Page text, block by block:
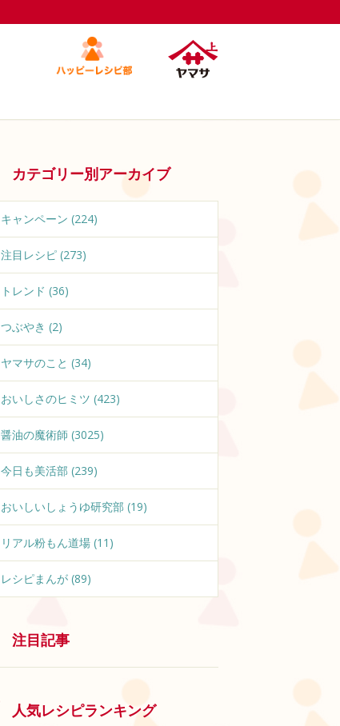
カテゴリー別アーカイブ
キャンペーン (224)
注目レシピ (273)
トレンド (36)
つぶやき (2)
ヤマサのこと (34)
おいしさのヒミツ (423)
醤油の魔術師 (3025)
今日も美活部 (239)
おいしいしょうゆ研究部 (19)
リアル粉もん道場 (11)
レシピまんが (89)
注目記事
人気レシピランキング